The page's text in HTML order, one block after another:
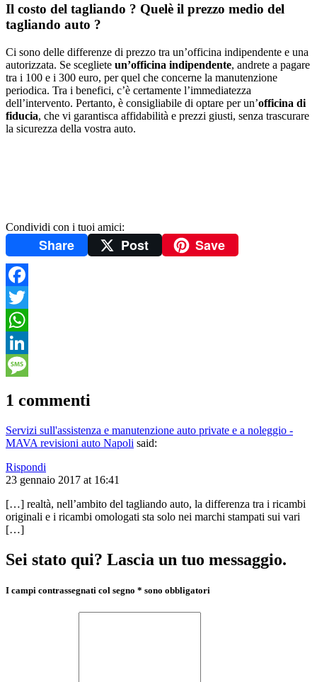
Il costo del tagliando ? Quelè il prezzo medio del
tagliando auto ?
Ci sono delle differenze di prezzo tra un’officina indipendente e una
autorizzata. Se scegliete un’officina indipendente, andrete a pagare
tra i 100 e i 300 euro, per quel che concerne la manutenzione
periodica. Tra i benefici, c’è certamente l’immediatezza
dell’intervento. Pertanto, è consigliabile di optare per un’officina di
fiducia, che vi garantisca affidabilità e prezzi giusti, senza trascurare
la sicurezza della vostra auto.
Condividi con i tuoi amici:
Share Post Save
Facebook
Twitter
WhatsApp
LinkedIn
1 commenti
Servizi sull'assistenza e manutenzione auto private e a noleggio -
MAVA revisioni auto Napoli said:
Rispondi
23 gennaio 2017 at 16:41
[…] realtà, nell’ambito del tagliando auto, la differenza tra i ricambi
originali e i ricambi omologati sta solo nei marchi stampati sui vari
[…]
Sei stato qui? Lascia un tuo messaggio.
I campi contrassegnati col segno * sono obbligatori